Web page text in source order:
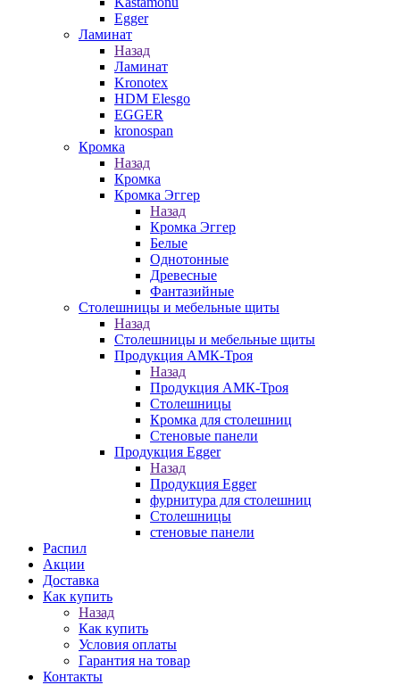
Egger
Ламинат
Назад
Ламинат
Kronotex
HDM Elesgo
EGGER
kronospan
Кромка
Назад
Кромка
Кромка Эггер
Назад
Кромка Эггер
Белые
Однотонные
Древесные
Фантазийные
Столешницы и мебельные щиты
Назад
Столешницы и мебельные щиты
Продукция АМК-Троя
Назад
Продукция АМК-Троя
Столешницы
Кромка для столешниц
Стеновые панели
Продукция Egger
Назад
Продукция Egger
фурнитура для столешниц
Столешницы
стеновые панели
Распил
Акции
Доставка
Как купить
Назад
Как купить
Условия оплаты
Гарантия на товар
Контакты